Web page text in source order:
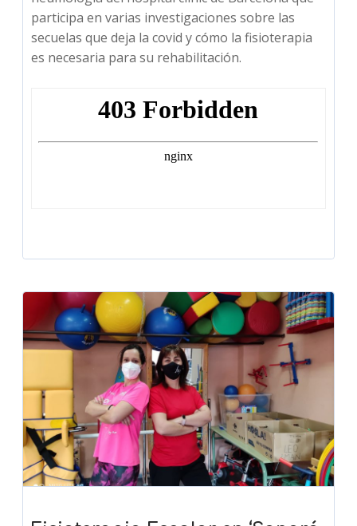
participa en varias investigaciones sobre las
secuelas que deja la covid y cómo la fisioterapia
es necesaria para su rehabilitación.